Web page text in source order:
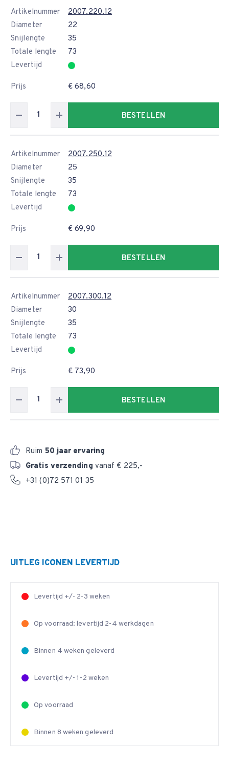
Artikelnummer
2007.220.12
Diameter
22
Snijlengte
35
Totale lengte
73
Levertijd
Prijs € 68,60
BESTELLEN
Artikelnummer
2007.250.12
Diameter
25
Snijlengte
35
Totale lengte
73
Levertijd
Prijs € 69,90
BESTELLEN
Artikelnummer
2007.300.12
Diameter
30
Snijlengte
35
Totale lengte
73
Levertijd
Prijs € 73,90
BESTELLEN
Ruim 50 jaar ervaring
Gratis verzending vanaf € 225,-
+31 (0)72 571 01 35
UITLEG ICONEN LEVERTIJD
Levertijd +/- 2-3 weken
Op voorraad: levertijd 2-4 werkdagen
Binnen 4 weken geleverd
Levertijd +/- 1-2 weken
Op voorraad
Binnen 8 weken geleverd